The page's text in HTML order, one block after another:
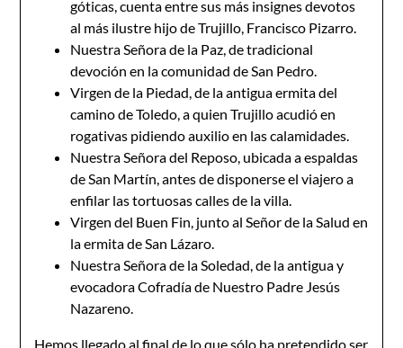
góticas, cuenta entre sus más insignes devotos
al más ilustre hijo de Trujillo, Francisco Pizarro.
Nuestra Señora de la Paz, de tradicional
devoción en la comunidad de San Pedro.
Virgen de la Piedad, de la antigua ermita del
camino de Toledo, a quien Trujillo acudió en
rogativas pidiendo auxilio en las calamidades.
Nuestra Señora del Reposo, ubicada a espaldas
de San Martín, antes de disponerse el viajero a
enfilar las tortuosas calles de la villa.
Virgen del Buen Fin, junto al Señor de la Salud en
la ermita de San Lázaro.
Nuestra Señora de la Soledad, de la antigua y
evocadora Cofradía de Nuestro Padre Jesús
Nazareno.
Hemos llegado al final de lo que sólo ha pretendido ser